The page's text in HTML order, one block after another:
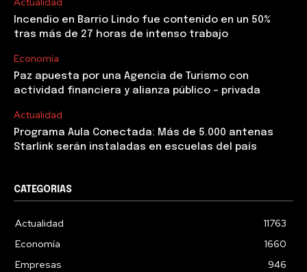
Incendio en Barrio Lindo fue contenido en un 50%
tras más de 27 horas de intenso trabajo
Economía
Paz apuesta por una Agencia de Turismo con
actividad financiera y alianza público – privada
Actualidad
Programa Aula Conectada: Más de 5.000 antenas
Starlink serán instaladas en escuelas del país
CATEGORIAS
Actualidad
11763
Economía
1660
Empresas
946